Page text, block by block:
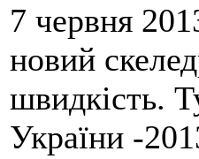
7 червня
новий
швидкість.
України -